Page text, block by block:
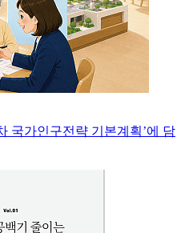
국가인구전략 기본계획’에 담